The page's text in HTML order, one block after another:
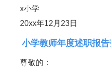
x小学
20xx年12月23日
小学教师年度述职报
尊敬的：